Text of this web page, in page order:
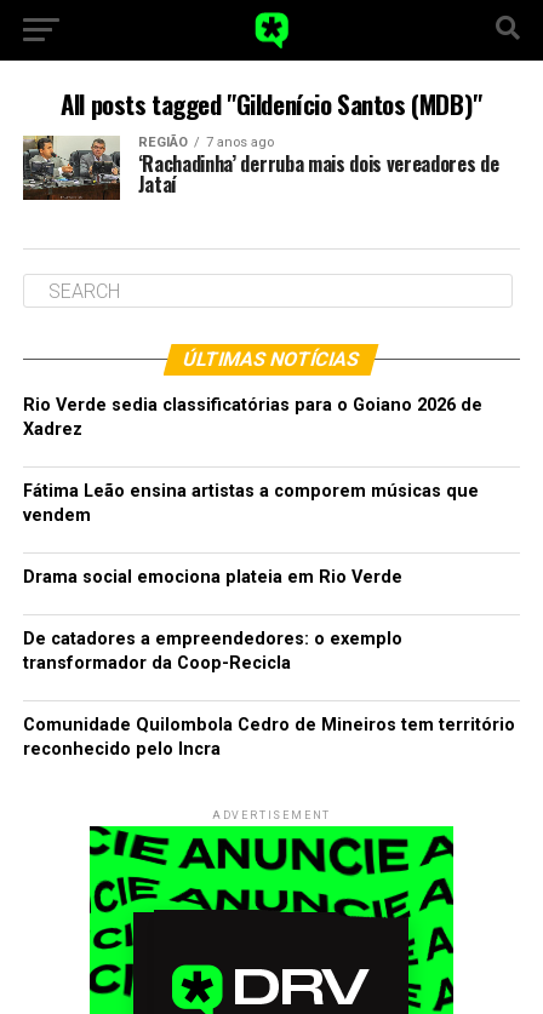
All posts tagged "Gildenício Santos (MDB)"
REGIÃO 7 anos ago
‘Rachadinha’ derruba mais dois vereadores de
Jataí
ÚLTIMAS NOTÍCIAS
Rio Verde sedia classificatórias para o Goiano 2026 de
Xadrez
Fátima Leão ensina artistas a comporem músicas que
vendem
Drama social emociona plateia em Rio Verde
De catadores a empreendedores: o exemplo
transformador da Coop-Recicla
Comunidade Quilombola Cedro de Mineiros tem território
reconhecido pelo Incra
ADVERTISEMENT